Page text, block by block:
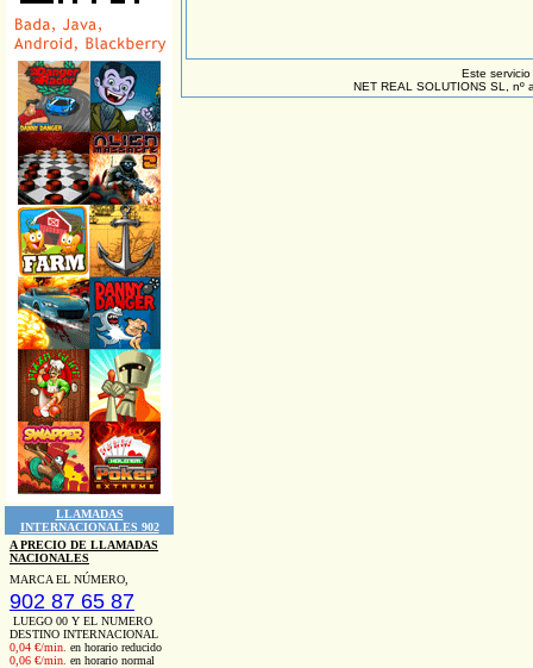
LLAMADAS
INTERNACIONALES 902
A PRECIO DE LLAMADAS
NACIONALES
MARCA EL NÚMERO,
902 87 65 87
LUEGO 00 Y EL NUMERO
DESTINO INTERNACIONAL
0,04 €/min. en horario reducido
0,06 €/min. en horario normal
Este
NET REAL SOLUTIONS SL,